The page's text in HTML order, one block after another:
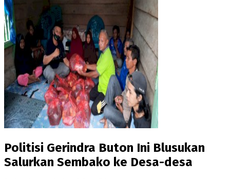
Politisi Gerindra Buton Ini Blusukan
Salurkan Sembako ke Desa-desa